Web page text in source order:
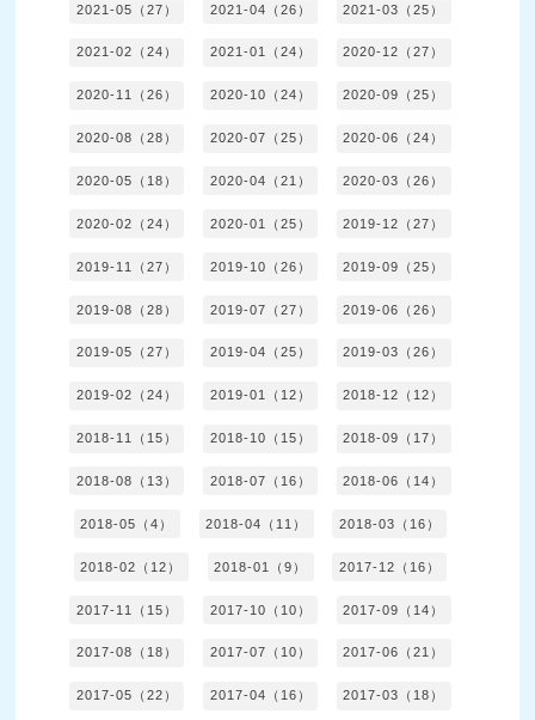
2021-05（27） 2021-04（26） 2021-03（25）
2021-02（24） 2021-01（24） 2020-12（27）
2020-11（26） 2020-10（24） 2020-09（25）
2020-08（28） 2020-07（25） 2020-06（24）
2020-05（18） 2020-04（21） 2020-03（26）
2020-02（24） 2020-01（25） 2019-12（27）
2019-11（27） 2019-10（26） 2019-09（25）
2019-08（28） 2019-07（27） 2019-06（26）
2019-05（27） 2019-04（25） 2019-03（26）
2019-02（24） 2019-01（12） 2018-12（12）
2018-11（15） 2018-10（15） 2018-09（17）
2018-08（13） 2018-07（16） 2018-06（14）
2018-05（4） 2018-04（11） 2018-03（16）
2018-02（12） 2018-01（9） 2017-12（16）
2017-11（15） 2017-10（10） 2017-09（14）
2017-08（18） 2017-07（10） 2017-06（21）
2017-05（22） 2017-04（16） 2017-03（18）